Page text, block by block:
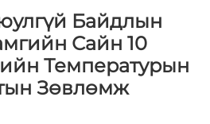
Байдлын
Сайн 10
Температурын
Зөвлөмж